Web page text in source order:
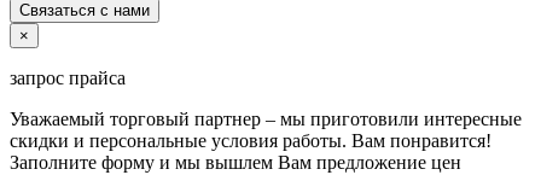
Связаться с нами
×
запрос прайса
Уважаемый торговый партнер – мы приготовили интересные
скидки и персональные условия работы. Вам понравится!
Заполните форму и мы вышлем Вам предложение цен